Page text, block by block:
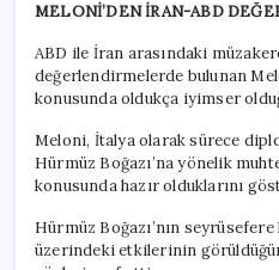
MELONİ’DEN İRAN-ABD
ABD ile İran arasındaki
değerlendirmelerde bulunan
konusunda oldukça iyimser
Meloni, İtalya olarak sürece
Hürmüz Boğazı’na yönelik
konusunda hazır olduklarını
Hürmüz Boğazı’nın
üzerindeki etkilerinin